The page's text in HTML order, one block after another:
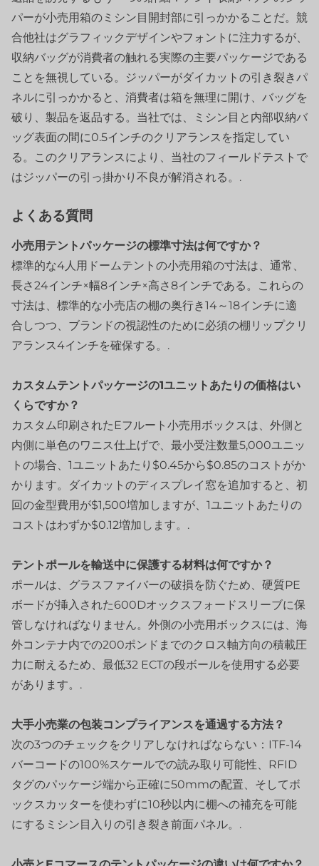
パーが小売用箱のミシン目開封部に引っかかることだ。競
合他社はグラフィックデザインやフォントに注力するが、
収納バッグが消費者の触れる実際の主要パッケージである
ことを無視している。ジッパーがダイカットの引き裂きパ
ネルに引っかかると、消費者は箱を無理に開け、バッグを
破り、製品を返品する。当社では、ミシン目と内部収納バ
ッグ表面の間に0.5インチのクリアランスを指定してい
る。このクリアランスにより、当社のフィールドテストで
はジッパーの引っ掛かり不良が解消される。.
よくある質問
小売用テントパッケージの標準寸法は何ですか？
標準的な4人用ドームテントの小売用箱の寸法は、通常、
長さ24インチ×幅8インチ×高さ8インチである。これらの
寸法は、標準的な小売店の棚の奥行き14～18インチに適
合しつつ、ブランドの視認性のために必須の棚リップクリ
アランス4インチを確保する。.
カスタムテントパッケージの1ユニットあたりの価格はい
くらですか？
カスタム印刷されたEフルート小売用ボックスは、外側と
内側に単色のワニス仕上げで、最小受注数量5,000ユニッ
トの場合、1ユニットあたり$0.45から$0.85のコストがか
かります。ダイカットのディスプレイ窓を追加すると、初
回の金型費用が$1,500増加しますが、1ユニットあたりの
コストはわずか$0.12増加します。.
テントポールを輸送中に保護する材料は何ですか？
ポールは、グラスファイバーの破損を防ぐため、硬質PE
ボードが挿入された600Dオックスフォードスリーブに保
管しなければなりません。外側の小売用ボックスには、海
外コンテナ内での200ポンドまでのクロス軸方向の積載圧
力に耐えるため、最低32 ECTの段ボールを使用する必要
があります。.
大手小売業の包装コンプライアンスを通過する方法？
次の3つのチェックをクリアしなければならない：ITF-14
バーコードの100%スケールでの読み取り可能性、RFID
タグのパッケージ端から正確に50mmの配置、そしてボ
ックスカッターを使わずに10秒以内に棚への補充を可能
にするミシン目入りの引き裂き前面パネル。.